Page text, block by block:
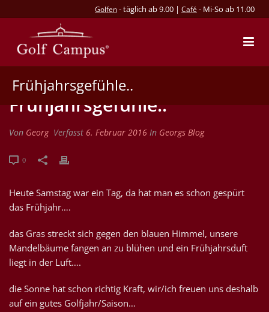
Golfen- täglich ab 9.00 | Café - Mi-So ab 11.00
Frühjahrsgefühle..
Frühjahrsgefühle..
Von Georg Verfasst 6. Februar 2016 In Georgs Blog
0
Heute Samstag war ein Tag, da hat man es schon gespürt
das Frühjahr….
das Gras streckt sich gegen den blauen Himmel, unsere
Mandelbäume fangen an zu blühen und ein Frühjahrsduft
liegt in der Luft….
die Sonne hat schon richtig Kraft, wir/ich freuen uns deshalb
auf ein gutes Golfjahr/Saison…